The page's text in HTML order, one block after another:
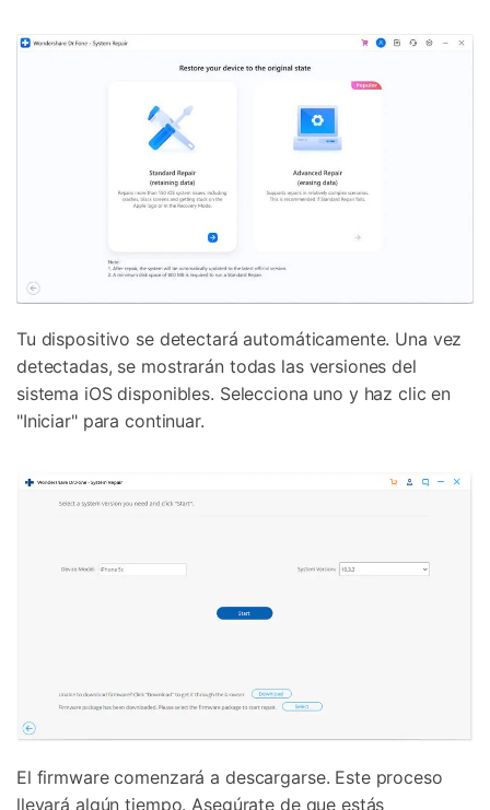
Tu dispositivo se detectará automáticamente. Una vez
detectadas, se mostrarán todas las versiones del
sistema iOS disponibles. Selecciona uno y haz clic en
"Iniciar" para continuar.
El firmware comenzará a descargarse. Este proceso
llevará algún tiempo. Asegúrate de que estás